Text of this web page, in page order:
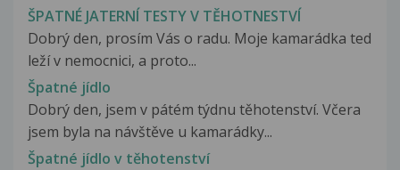
ŠPATNÉ JATERNÍ TESTY V TĚHOTNESTVÍ
Dobrý den, prosím Vás o radu. Moje kamarádka ted
leží v nemocnici, a proto...
Špatné jídlo
Dobrý den, jsem v pátém týdnu těhotenství. Včera
jsem byla na návštěve u kamarádky...
Špatné jídlo v těhotenství